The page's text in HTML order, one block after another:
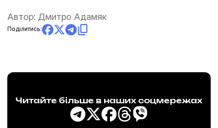
Автор: Дмитро Адамяк
Поділитись:
Читайте більше в наших соцмережах